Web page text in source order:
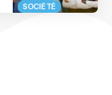
SOCIÉTÉ